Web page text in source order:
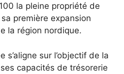
la pleine propriété de
première expansion
la région nordique.
s’aligne sur l’objectif de la
capacités de trésorerie